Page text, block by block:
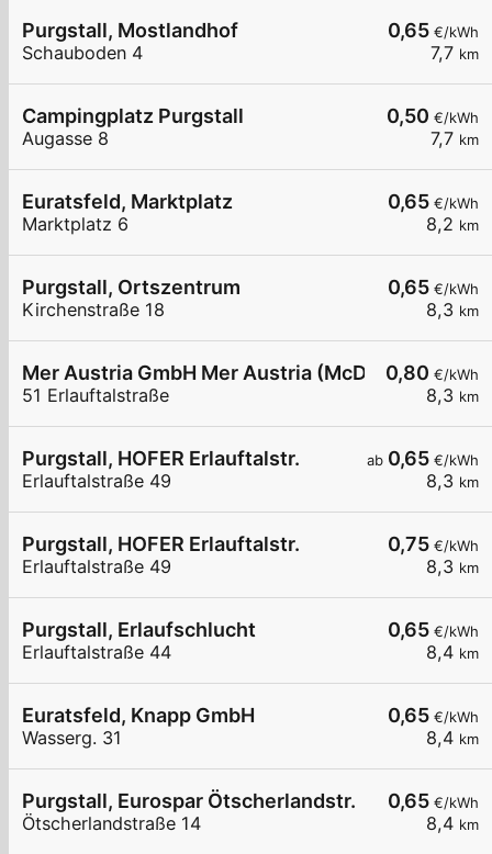
0,65 €/kWh
7,7 km
Purgstall, Mostlandhof
Schauboden 4
0,50 €/kWh
7,7 km
Campingplatz Purgstall
Augasse 8
0,65 €/kWh
8,2 km
Euratsfeld, Marktplatz
Marktplatz 6
0,65 €/kWh
8,3 km
Purgstall, Ortszentrum
Kirchenstraße 18
0,80 €/kWh
8,3 km
Mer Austria GmbH Mer Austria (McD) - Purgstall
51 Erlauftalstraße
ab 0,65 €/kWh
8,3 km
Purgstall, HOFER Erlauftalstr.
Erlauftalstraße 49
0,75 €/kWh
8,3 km
Purgstall, HOFER Erlauftalstr.
Erlauftalstraße 49
0,65 €/kWh
8,4 km
Purgstall, Erlaufschlucht
Erlauftalstraße 44
0,65 €/kWh
8,4 km
Euratsfeld, Knapp GmbH
Wasserg. 31
0,65 €/kWh
8,4 km
Purgstall, Eurospar Ötscherlandstr.
Ötscherlandstraße 14